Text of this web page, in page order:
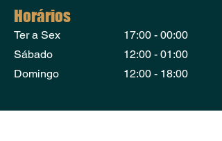
Horários
Ter a Sex
17:00 - 00:00
12:00 - 01:00
Sábado
12:00 - 18:00
Domingo